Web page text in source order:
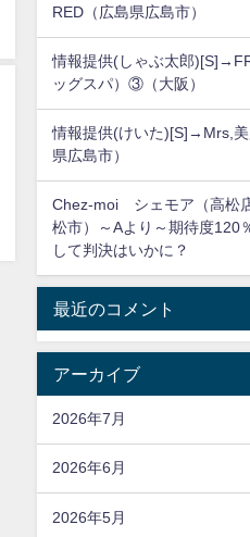
RED（広島県広島市）
情報提供(しゃぶ太郎
ッグスパ）③（大阪）
情報提供(けいた)[S]→Mrs,美
県広島市）
Chez-moi シェモア（高松
松市）～Aより～期待度120
して判決はいかに？
最近のコメント
アーカイブ
2026年7月
2026年6月
2026年5月